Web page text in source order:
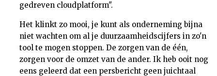
gedreven cloudplatform".
Het klinkt zo mooi, je kunt als onderneming bijna
niet wachten om al je duurzaamheidscijfers in zo'n
tool te mogen stoppen. De zorgen van de één,
zorgen voor de omzet van de ander. Ik heb ooit nog
eens geleerd dat een persbericht geen juichtaal